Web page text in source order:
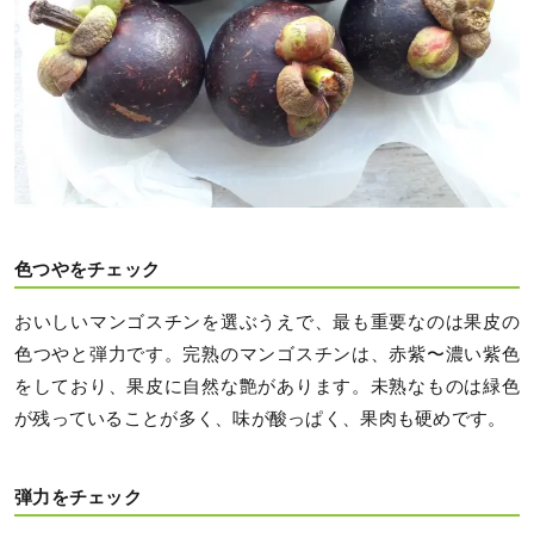
色つやをチェック
おいしいマンゴスチンを選ぶうえで、最も重要なのは果皮の
色つやと弾力です。完熟のマンゴスチンは、赤紫〜濃い紫色
をしており、果皮に自然な艶があります。未熟なものは緑色
が残っていることが多く、味が酸っぱく、果肉も硬めです。
弾力をチェック